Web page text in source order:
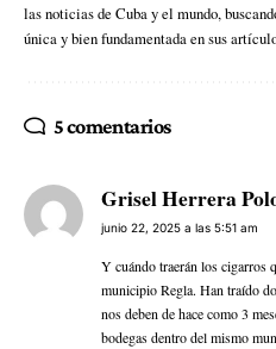
las noticias de Cuba y el mundo,
única y bien fundamentada en sus
5 comentarios
Grisel Herrera
junio 22, 2025 a las 5:51 am
Y cuándo traerán los cigarros
municipio Regla. Han traído
nos deben de hace como 3
bodegas dentro del mismo